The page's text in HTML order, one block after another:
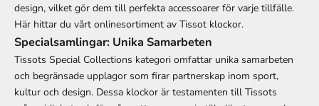
design, vilket gör dem till perfekta accessoarer för varje tillfälle.
Här hittar du vårt onlinesortiment av Tissot klockor.
Specialsamlingar: Unika Samarbeten
Tissots Special Collections kategori omfattar unika samarbeten
och begränsade upplagor som firar partnerskap inom sport,
kultur och design. Dessa klockor är testamenten till Tissots